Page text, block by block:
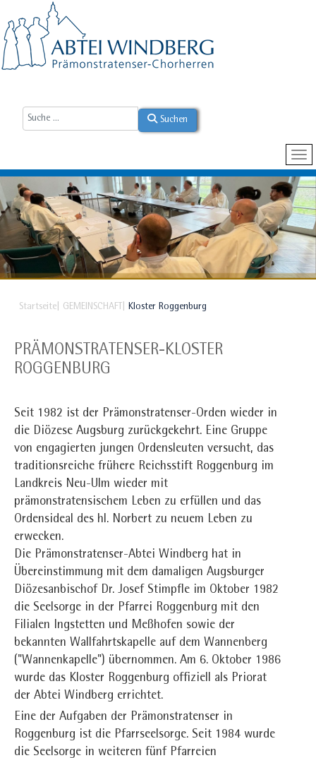
Suchen
Startseite GEMEINSCHAFT Kloster Roggenburg
PRÄMONSTRATENSER-KLOSTER
ROGGENBURG
Seit 1982 ist der Prämonstratenser-Orden wieder in
die Diözese Augsburg zurückgekehrt. Eine Gruppe
von engagierten jungen Ordensleuten versucht, das
traditionsreiche frühere Reichsstift Roggenburg im
Landkreis Neu-Ulm wieder mit
prämonstratensischem Leben zu erfüllen und das
Ordensideal des hl. Norbert zu neuem Leben zu
erwecken.
Die Prämonstratenser-Abtei Windberg hat in
Übereinstimmung mit dem damaligen Augsburger
Diözesanbischof Dr. Josef Stimpfle im Oktober 1982
die Seelsorge in der Pfarrei Roggenburg mit den
Filialen Ingstetten und Meßhofen sowie der
bekannten Wallfahrtskapelle auf dem Wannenberg
("Wannenkapelle") übernommen. Am 6. Oktober 1986
wurde das Kloster Roggenburg offiziell als Priorat
der Abtei Windberg errichtet.
Eine der Aufgaben der Prämonstratenser in
Roggenburg ist die Pfarrseelsorge. Seit 1984 wurde
die Seelsorge in weiteren fünf Pfarreien